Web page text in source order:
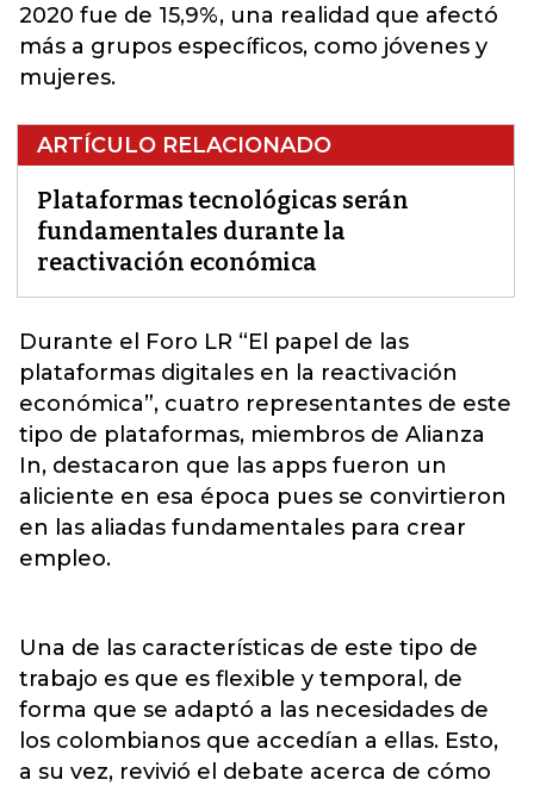
2020 fue de 15,9%, una realidad que afectó
más a grupos específicos, como jóvenes y
mujeres.
ARTÍCULO RELACIONADO
Plataformas tecnológicas serán
fundamentales durante la
reactivación económica
Durante el Foro LR “El papel de las
plataformas digitales en la reactivación
económica”, cuatro representantes de este
tipo de plataformas, miembros de Alianza
In, destacaron que las apps fueron un
aliciente en esa época pues se convirtieron
en las aliadas fundamentales para crear
empleo.
Una de las características de este tipo de
trabajo es que es flexible y temporal, de
forma que se adaptó a las necesidades de
los colombianos que accedían a ellas. Esto,
a su vez, revivió el debate acerca de cómo